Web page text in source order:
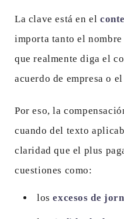
La clave está en el
importa tanto el
que realmente diga el
acuerdo de empresa o
Por eso, la
cuando del texto
claridad que el plus
cuestiones como:
losexcesos de